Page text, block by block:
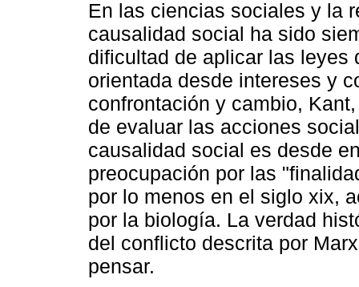
En las ciencias sociales y la
causalidad social ha sido
dificultad de aplicar las leyes
orientada desde intereses y
confrontación y cambio,
de evaluar las acciones
causalidad social es desde
preocupación por las
por lo menos en el siglo xix,
por la biología. La verdad
del conflicto descrita por
pensar.